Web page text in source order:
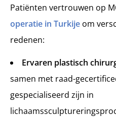
Patiënten vertrouwen op
operatie in Turkije om
redenen:
Ervaren plastisch
samen met raad-
gespecialiseerd zijn in